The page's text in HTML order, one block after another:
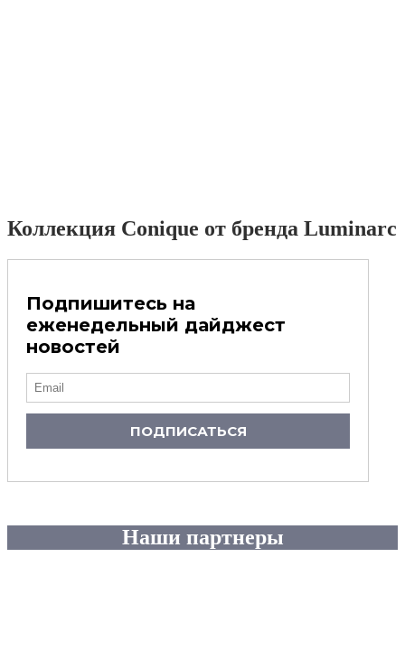
Коллекция Conique от бренда Luminarc
Подпишитесь на
еженедельный дайджест
новостей
ПОДПИСАТЬСЯ
Наши партнеры